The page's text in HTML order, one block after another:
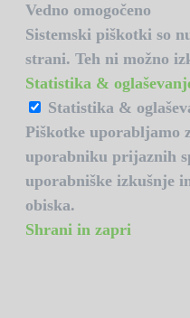
Vedno omogočeno
Sistemski piškotki so
strani. Teh ni možno
Statistika &
Statistika &
Piškotke uporabljamo
uporabniku prijaznih
uporabniške izkušnje
obiska.
Shrani in zapri